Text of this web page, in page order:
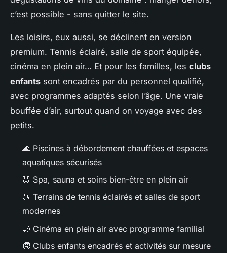
c’est possible - sans quitter le site.
Les loisirs, eux aussi, se déclinent en version
premium. Tennis éclairé, salle de sport équipée,
cinéma en plein air… Et pour les familles, les clubs
enfants sont encadrés par du personnel qualifié,
avec programmes adaptés selon l’âge. Une vraie
bouffée d’air, surtout quand on voyage avec des
petits.
🌊 Piscines à débordement chauffées et espaces
aquatiques sécurisés
💆 Spa, sauna et soins bien-être en plein air
🎾 Terrains de tennis éclairés et salles de sport
modernes
🌙 Cinéma en plein air avec programme familial
🧒 Clubs enfants encadrés et activités sur mesure